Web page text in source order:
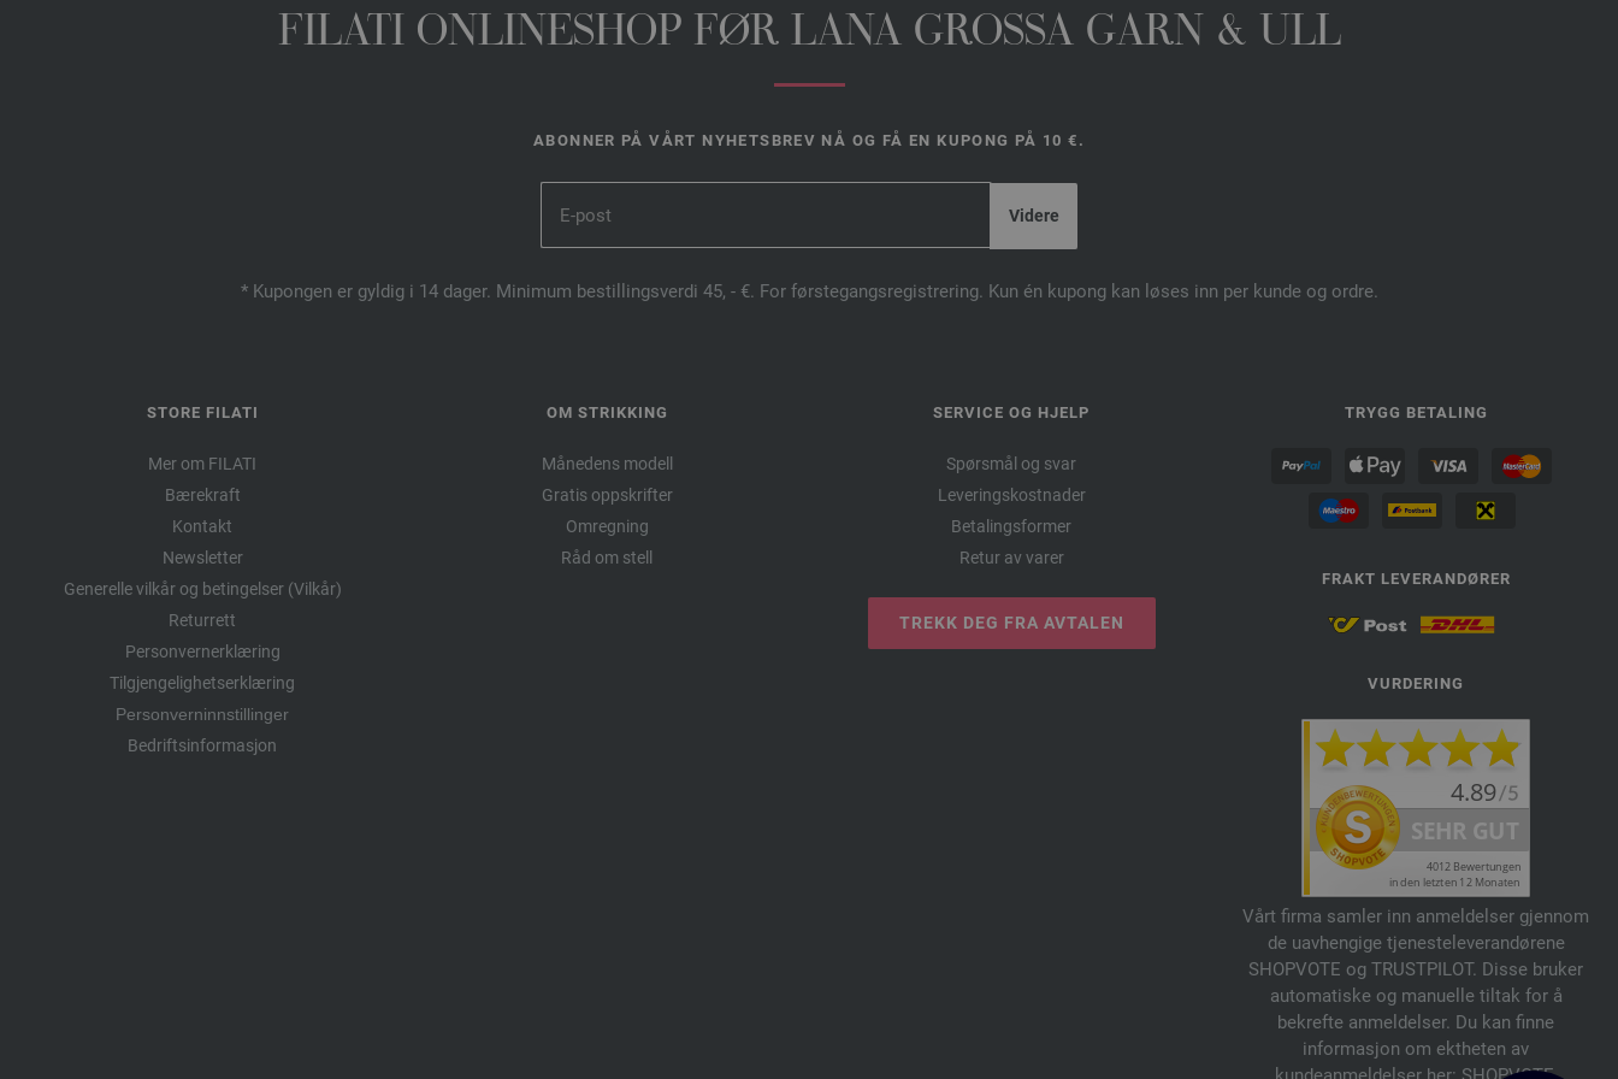
FILATI ONLINESHOP FØR LANA GROSSA GARN & ULL
ABONNER PÅ VÅRT NYHETSBREV NÅ OG FÅ EN KUPONG PÅ 10 €.
* Kupongen er gyldig i 14 dager. Minimum bestillingsverdi 45, - €. For førstegangsregistrering. Kun én kupong kan løses inn per kunde og ordre.
STORE FILATI
Mer om FILATI
Bærekraft
Kontakt
Newsletter
Generelle vilkår og betingelser (Vilkår)
Returrett
Personvernerklæring
Tilgjengelighetserklæring
Personverninnstillinger
Bedriftsinformasjon
OM STRIKKING
Månedens modell
Gratis oppskrifter
Omregning
Råd om stell
SERVICE OG HJELP
Spørsmål og svar
Leveringskostnader
Betalingsformer
Retur av varer
TREKK DEG FRA AVTALEN
TRYGG BETALING
FRAKT LEVERANDØRER
VURDERING
Vårt firma samler inn anmeldelser gjennom
de uavhengige tjenesteleverandørene
SHOPVOTE og TRUSTPILOT. Disse bruker
automatiske og manuelle tiltak for å
bekrefte anmeldelser. Du kan finne
informasjon om ektheten av